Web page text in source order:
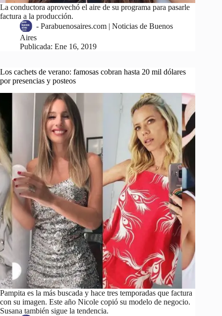
La conductora aprovechó el aire de su programa para pasarle
factura a la producción.
- Parabuenosaires.com | Noticias de Buenos
Aires
Publicada: Ene 16, 2019
Los cachets de verano: famosas cobran hasta 20 mil dólares
por presencias y posteos
Pampita es la más buscada y hace tres temporadas que factura
con su imagen. Este año Nicole copió su modelo de negocio.
Susana también sigue la tendencia.